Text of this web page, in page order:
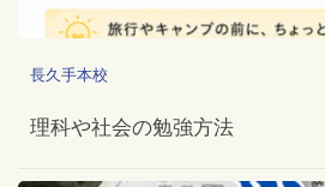
長久手本校
理科や社会の勉強方法